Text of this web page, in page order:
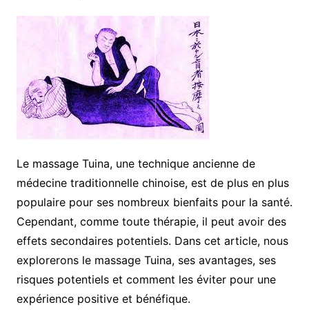
Le massage Tuina, une technique ancienne de
médecine traditionnelle chinoise, est de plus en plus
populaire pour ses nombreux bienfaits pour la santé.
Cependant, comme toute thérapie, il peut avoir des
effets secondaires potentiels. Dans cet article, nous
explorerons le massage Tuina, ses avantages, ses
risques potentiels et comment les éviter pour une
expérience positive et bénéfique.